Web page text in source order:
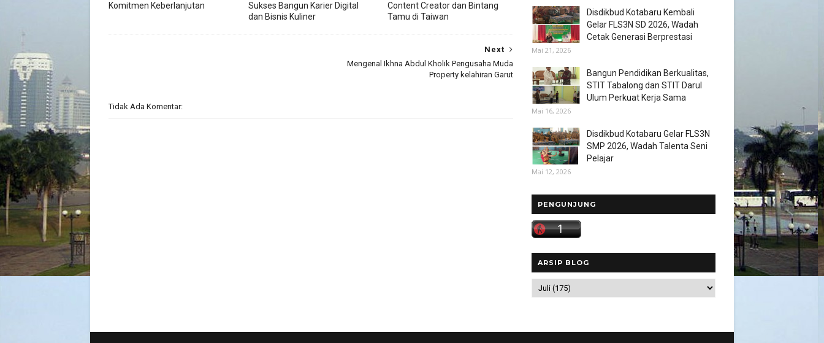
Komitmen Keberlanjutan
Sukses Bangun Karier Digital
dan Bisnis Kuliner
Content Creator dan Bintang
Tamu di Taiwan
Next
Mengenal Ikhna Abdul Kholik Pengusaha Muda
Property kelahiran Garut
Tidak Ada Komentar:
Disdikbud Kotabaru Kembali
Gelar FLS3N SD 2026, Wadah
Cetak Generasi Berprestasi
Mai 21, 2026
Bangun Pendidikan Berkualitas,
STIT Tabalong dan STIT Darul
Ulum Perkuat Kerja Sama
Mai 16, 2026
Disdikbud Kotabaru Gelar FLS3N
SMP 2026, Wadah Talenta Seni
Pelajar
Mai 12, 2026
PENGUNJUNG
ARSIP BLOG